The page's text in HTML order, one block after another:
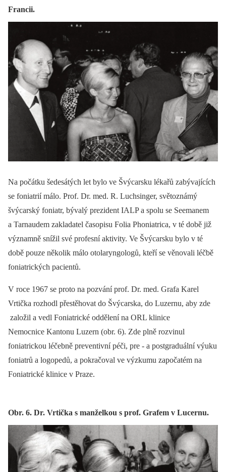
Francii.
Na počátku šedesátých let bylo ve Švýcarsku lékařů zabývajících
se foniatrií málo. Prof. Dr. med. R. Luchsinger, světoznámý
švýcarský foniatr, bývalý prezident IALP a spolu se Seemanem
a Tarnaudem zakladatel časopisu Folia Phoniatrica, v té době již
významně snížil své profesní aktivity. Ve Švýcarsku bylo v té
době pouze několik málo otolaryngologů, kteří se věnovali léčbě
foniatrických pacientů.
V roce 1967 se proto na pozvání prof. Dr. med. Grafa Karel
Vrtička rozhodl přestěhovat do Švýcarska, do Luzernu, aby zde
založil a vedl Foniatrické oddělení na ORL klinice
Nemocnice Kantonu Luzern (obr. 6). Zde plně rozvinul
foniatrickou léčebně preventivní péči, pre -⁠ a postgraduální výuku
foniatrů a logopedů, a pokračoval ve výzkumu započatém na
Foniatrické klinice v Praze.
Obr. 6. Dr. Vrtička s manželkou s prof. Grafem v Lucernu.